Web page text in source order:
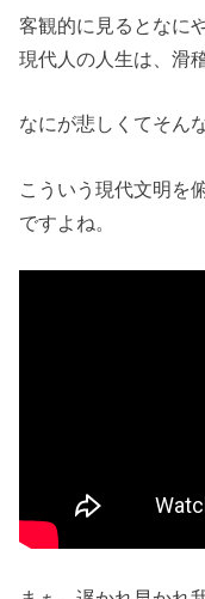
客観的に見るとなに
現代人の人生は、滑
なにが悲しくてそん
こういう現代文明を
ですよね。